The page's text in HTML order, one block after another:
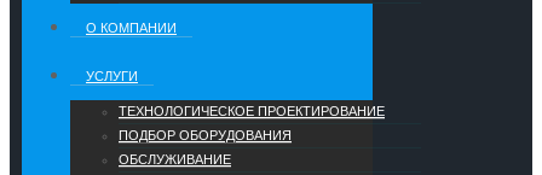
О КОМПАНИИ
УCЛУГИ
ТЕХНОЛОГИЧЕСКОЕ ПРОЕКТИРОВАНИЕ
ПОДБОР ОБОРУДОВАНИЯ
ОБСЛУЖИВАНИЕ